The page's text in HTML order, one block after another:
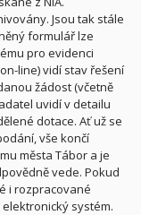
Jsou tak stále
formulář lze
pro evidenci
line) vidí stav řešení
žádost (včetně
uvidí v detailu
dotace. Ať už se
vše končí
města Tábor a je
vede. Pokud
i rozpracované
systém.